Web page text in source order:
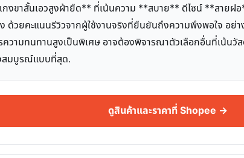
งขาสั้นเอวสูงผ้ายืด** ที่เน้นความ **สบาย** ดีไซน์ **สาย
ด้วยคะแนนรีวิวจากผู้ใช้งานจริงที่ยืนยันถึงความพึงพอใจ อย่
วามทนทานสูงเป็นพิเศษ อาจต้องพิจารณาตัวเลือกอื่นที่เน้นวั
สมบูรณ์แบบที่สุด.
ดูสินค้าและราคาที่ Shopee →